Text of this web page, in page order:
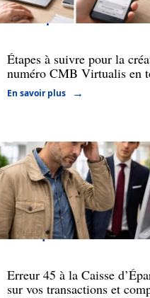
Entreprise
Étapes à suivre pour la
numéro CMB Virtualis en
En savoir plus
Banque
Erreur 45 à la Caisse
sur vos transactions et